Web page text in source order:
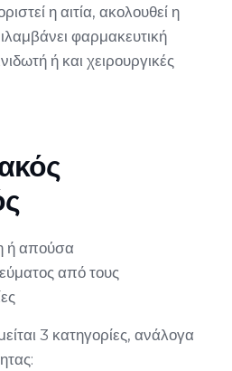
η αιτία, ακολουθεί η
φαρμακευτική
ή και χειρουργικές
ή απούσα
από τους
3 κατηγορίες, ανάλογα